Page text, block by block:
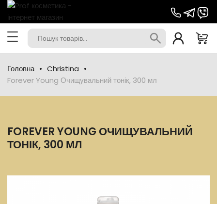
Головна
Christina
Forever Young Очищувальний тонік, 300 мл
FOREVER YOUNG ОЧИЩУВАЛЬНИЙ
ТОНІК, 300 МЛ